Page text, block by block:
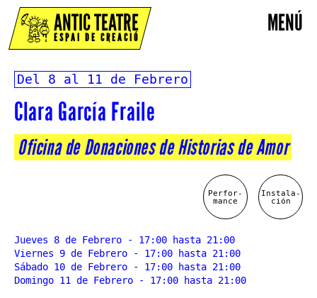
MENÚ
ANTIC TEATRE
ESPAI DE CREACIÓ
Del 8 al 11 de Febrero
Clara García Fraile
Oficina de Donaciones de Historias de Amor
Instala-
ción
Perfor-
mance
Jueves 8 de Febrero - 17:00 hasta 21:00
Viernes 9 de Febrero - 17:00 hasta 21:00
Sábado 10 de Febrero - 17:00 hasta 21:00
Domingo 11 de Febrero - 17:00 hasta 21:00